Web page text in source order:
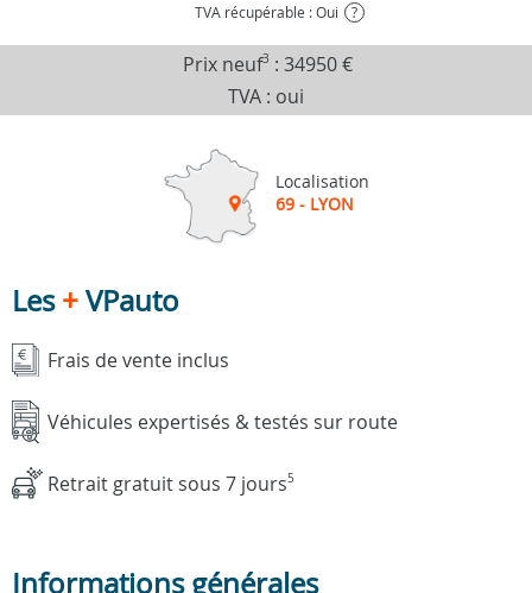
TVA récupérable : Oui ?
Prix neuf3 : 34950 €
TVA : oui
Localisation
69 - LYON
Les+VPauto
Frais de vente inclus
Véhicules expertisés & testés sur route
Retrait gratuit sous 7 jours5
Informations générales